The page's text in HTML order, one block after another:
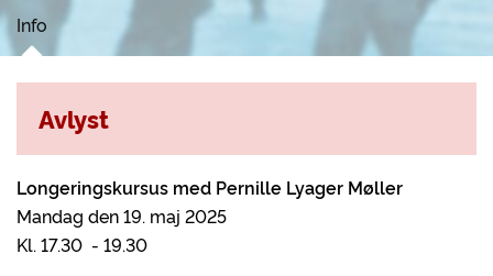
Info
Longeringskursus med Pernille Lyager Møller
Mandag den 19. maj 2025
Kl. 17.30 - 19.30
Avlyst